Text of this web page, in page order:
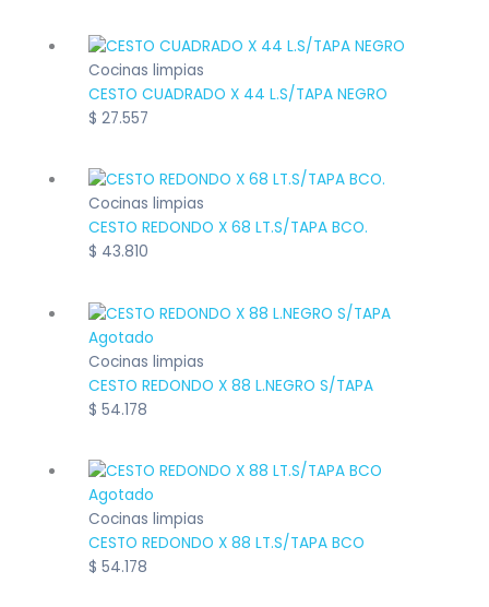
Cocinas limpias
CESTO CUADRADO X 44 L.S/TAPA NEGRO
$ 27.557
Cocinas limpias
CESTO REDONDO X 68 LT.S/TAPA BCO.
$ 43.810
Agotado
Cocinas limpias
CESTO REDONDO X 88 L.NEGRO S/TAPA
$ 54.178
Agotado
Cocinas limpias
CESTO REDONDO X 88 LT.S/TAPA BCO
$ 54.178